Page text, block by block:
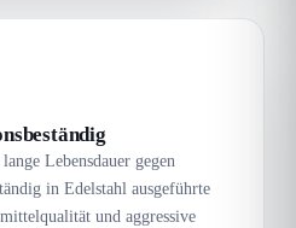
Lebensdauer gegen
in Edelstahl ausgeführte
und aggressive